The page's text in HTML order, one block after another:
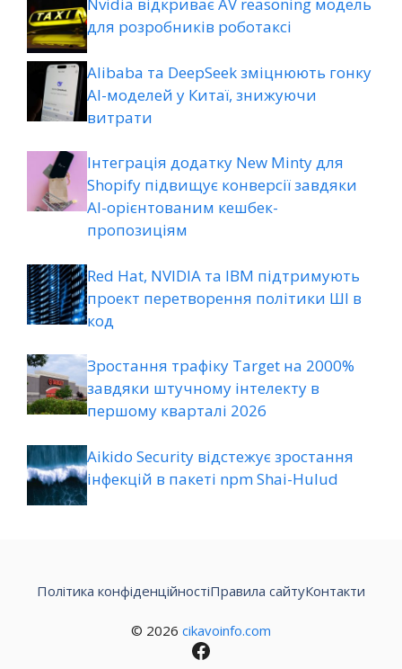
Nvidia відкриває AV reasoning модель
для розробників роботаксі
Alibaba та DeepSeek зміцнюють гонку
AI-моделей у Китаї, знижуючи
витрати
Інтеграція додатку New Minty для
Shopify підвищує конверсії завдяки
AI-орієнтованим кешбек-
пропозиціям
Red Hat, NVIDIA та IBM підтримують
проект перетворення політики ШІ в
код
Зростання трафіку Target на 2000%
завдяки штучному інтелекту в
першому кварталі 2026
Aikido Security відстежує зростання
інфекцій в пакеті npm Shai-Hulud
© 2026 cikavoinfo.com
Політика конфіденційностіПравила сайтуКонтакти
Facebook